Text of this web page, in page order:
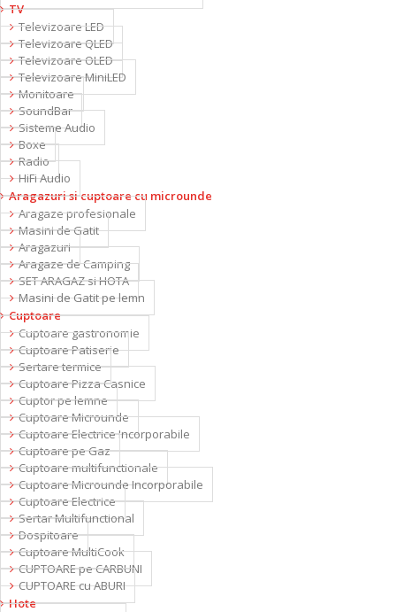
TV
Televizoare LED
Televizoare QLED
Televizoare OLED
Televizoare MiniLED
Monitoare
SoundBar
Sisteme Audio
Boxe
Radio
HiFi Audio
Aragazuri si cuptoare cu microunde
Aragaze profesionale
Masini de Gatit
Aragazuri
Aragaze de Camping
SET ARAGAZ si HOTA
Masini de Gatit pe lemn
Cuptoare
Cuptoare gastronomie
Cuptoare Patiserie
Sertare termice
Cuptoare Pizza Casnice
Cuptor pe lemne
Cuptoare Microunde
Cuptoare Electrice Incorporabile
Cuptoare pe Gaz
Cuptoare multifunctionale
Cuptoare Microunde Incorporabile
Cuptoare Electrice
Sertar Multifunctional
Dospitoare
Cuptoare MultiCook
CUPTOARE pe CARBUNI
CUPTOARE cu ABURI
Hote